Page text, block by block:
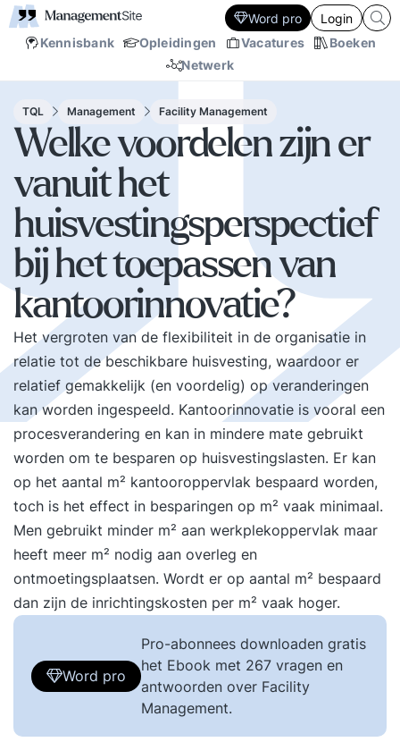
Kennisbank Opleidingen Vacatures
Boeken
Netwerk
Word pro Login
TQL Management Facility Management
Welke voordelen zijn er
vanuit het
huisvestingsperspectief
bij het toepassen van
kantoorinnovatie?
Het vergroten van de flexibiliteit in de organisatie in
relatie tot de beschikbare huisvesting, waardoor er
relatief gemakkelijk (en voordelig) op veranderingen
kan worden ingespeeld. Kantoorinnovatie is vooral een
procesverandering en kan in mindere mate gebruikt
worden om te besparen op huisvestingslasten. Er kan
op het aantal m² kantooroppervlak bespaard worden,
toch is het effect in besparingen op m² vaak minimaal.
Men gebruikt minder m² aan werkplekoppervlak maar
heeft meer m² nodig aan overleg en
ontmoetingsplaatsen. Wordt er op aantal m² bespaard
dan zijn de inrichtingskosten per m² vaak hoger.
Word pro
Pro-abonnees downloaden gratis
het Ebook met 267 vragen en
antwoorden over Facility
Management.